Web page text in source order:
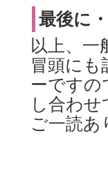
最後に
以上、
冒頭に
ーですの
し合わ
ご一読